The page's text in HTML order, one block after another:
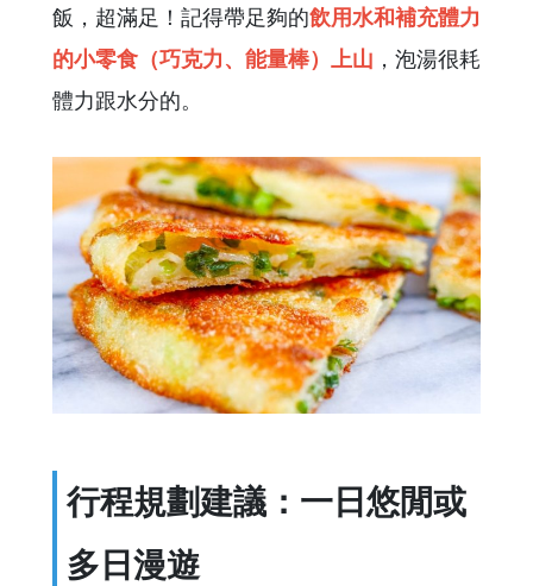
飯，超滿足！記得帶足夠的飲用水和補充體力
的小零食（巧克力、能量棒）上山 ，泡湯很耗
體力跟水分的。
行程規劃建議：一日悠閒或
多日漫遊